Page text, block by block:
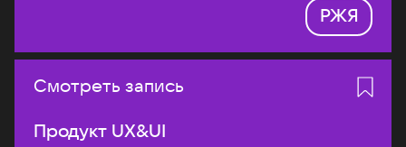
РЖЯ
Смотреть запись
Продукт UX&UI